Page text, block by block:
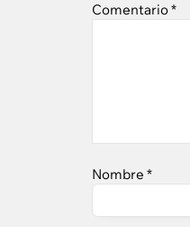
Comentario*
Nombre *